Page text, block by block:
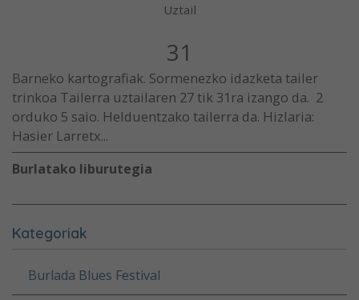
Uztail
31
Barneko kartografiak. Sormenezko idazketa tailer
trinkoa Tailerra uztailaren 27 tik 31ra izango da. 2
orduko 5 saio. Helduentzako tailerra da. Hizlaria:
Hasier Larretx...
Burlatako liburutegia
Kategoriak
Burlada Blues Festival